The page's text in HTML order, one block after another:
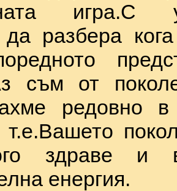
игра.С
да разбера
съм от
редовно
т.е.Вашето
здраве и
енергия.